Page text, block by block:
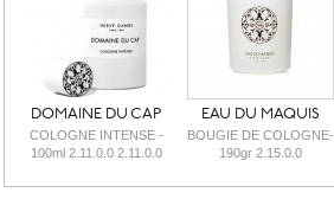
DOMAINE DU CAP
COLOGNE INTENSE -
100ml 2.11.0.0 2.11.0.0
2.15.0.0 2.15.0.0
EAU DU MAQUIS
BOUGIE DE COLOGNE-
190gr 2.15.0.0